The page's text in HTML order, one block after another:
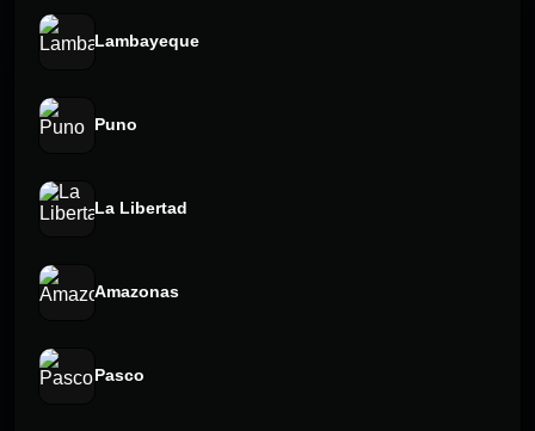
Lambayeque
Puno
La Libertad
Amazonas
Pasco